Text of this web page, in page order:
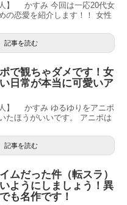
人】 かすみ 今回は一応20代女
の恋愛を紹介します！！ 女性
記事を読む
で観ちゃダメです！女
日常が本当に可愛いア
人】 かすみ ゆるゆりをアニポ
たほうがいいです。 アニポは
記事を読む
ムだった件（転スラ）
ようにしましょう！異
も名作です！